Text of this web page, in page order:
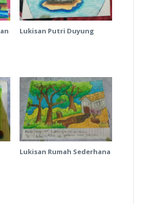
Lukisan Putri Duyung
Lukisan Rumah Sederhana